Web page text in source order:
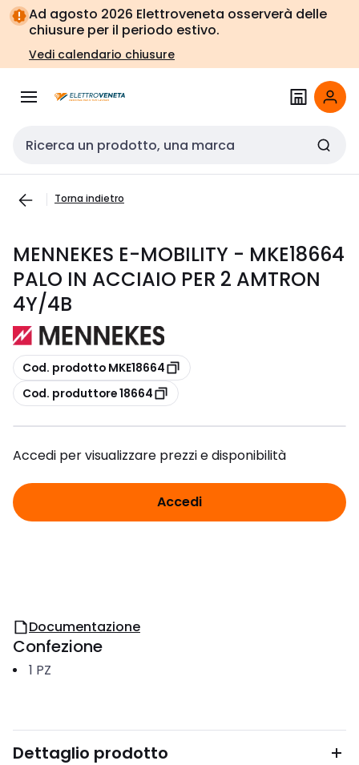
Vai alla
navigazione
Vai
alla
pagina
Ad agosto 2026 Elettroveneta osserverà delle
chiusure per il periodo estivo.
Vedi calendario chiusure
Cerca input
Torna indietro
MENNEKES E-MOBILITY - MKE18664
PALO IN ACCIAIO PER 2 AMTRON
4Y/4B
copia
Cod. prodotto MKE18664
copia
Cod. produttore 18664
Accedi per visualizzare prezzi e disponibilità
Accedi
Documentazione
Confezione
1 PZ
Dettaglio prodotto